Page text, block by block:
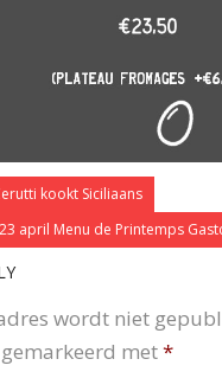
kookt Siciliaans
23 april Menu de Printemps
wordt niet
met*